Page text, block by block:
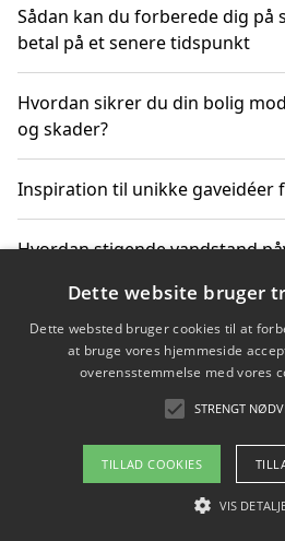
Sådan kan du forberede dig på
betal på et senere tidspunkt
Hvordan sikrer du din bolig
og skader?
Inspiration til unikke gaveidéer
Hvordan stigende vandstand
Sådan vælger du de bedste
vandreture i Danmark
Copyright 2026 -
Om / kontakt
Dette website bruger
Dette websted bruger cookies til at
at bruge vores hjemmeside
overensstemmelse med vores
STRENGT
TILLAD COOKIES
VIS